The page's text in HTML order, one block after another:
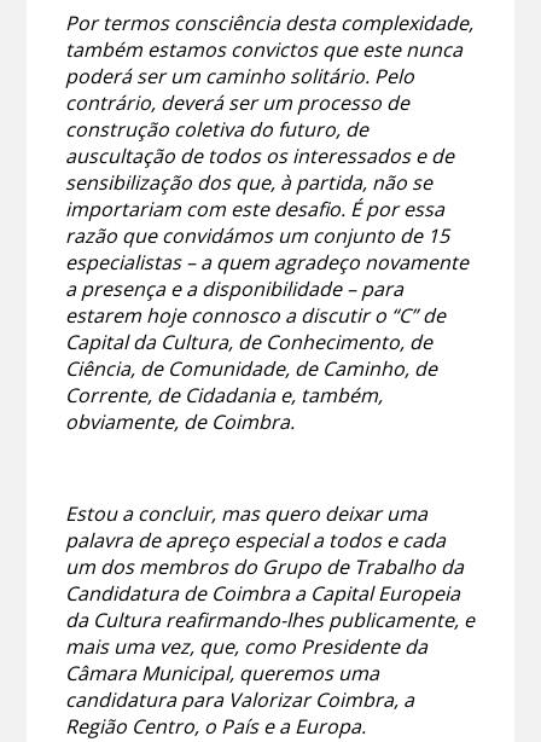
Por termos consciência desta complexidade,
também estamos convictos que este nunca
poderá ser um caminho solitário. Pelo
contrário, deverá ser um processo de
construção coletiva do futuro, de
auscultação de todos os interessados e de
sensibilização dos que, à partida, não se
importariam com este desafio. É por essa
razão que convidámos um conjunto de 15
especialistas – a quem agradeço novamente
a presença e a disponibilidade – para
estarem hoje connosco a discutir o “C” de
Capital da Cultura, de Conhecimento, de
Ciência, de Comunidade, de Caminho, de
Corrente, de Cidadania e, também,
obviamente, de Coimbra.
Estou a concluir, mas quero deixar uma
palavra de apreço especial a todos e cada
um dos membros do Grupo de Trabalho da
Candidatura de Coimbra a Capital Europeia
da Cultura reafirmando-lhes publicamente, e
mais uma vez, que, como Presidente da
Câmara Municipal, queremos uma
candidatura para Valorizar Coimbra, a
Região Centro, o País e a Europa.